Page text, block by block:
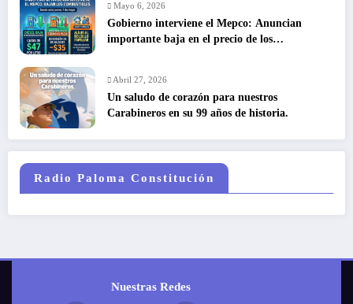
Mayo 6, 2026
Gobierno interviene el Mepco: Anuncian
importante baja en el precio de los
Abril 27, 2026
Un saludo de corazón para nuestros
Carabineros en su 99 años de historia.
Radio Paloma Constitución
Nuestras Redes